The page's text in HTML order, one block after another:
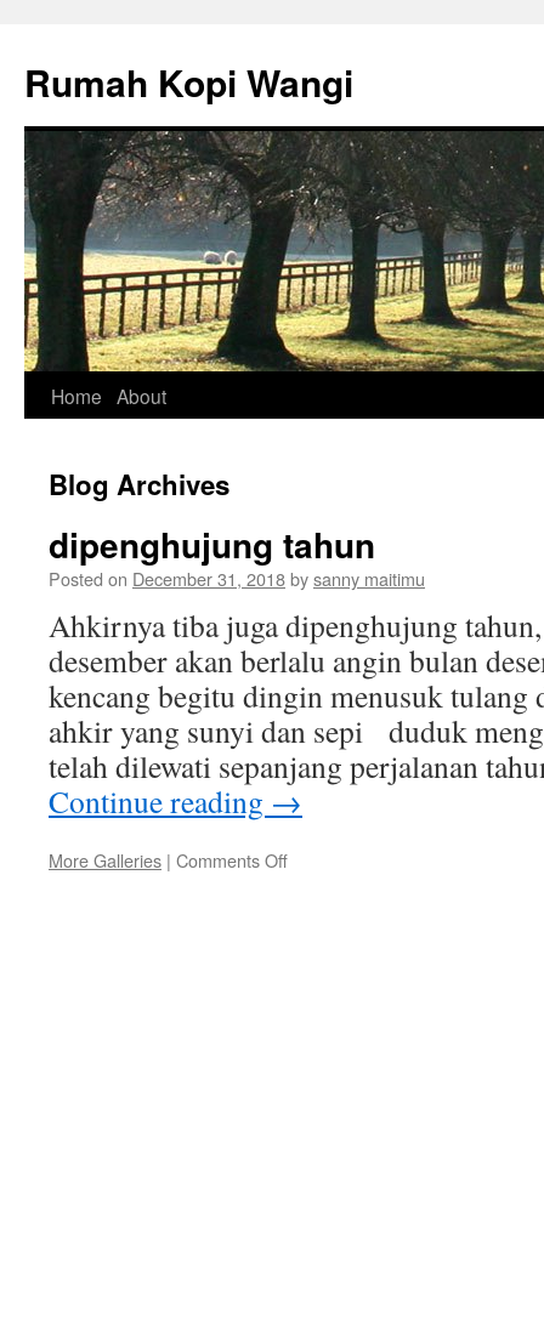
Rumah Kopi Wangi
Skip
content
Home About
Blog Archives
dipenghujung tahun
Posted on December 31, 2018bysanny maitimu
Ahkirnya tiba juga dipenghujung
desember akan berlalu angin bulan
kencang begitu dingin menusuk tulang
ahkir yang sunyi dan sepi duduk
telah dilewati sepanjang perjalanan
Continue reading →
More Galleries | Comments Offon